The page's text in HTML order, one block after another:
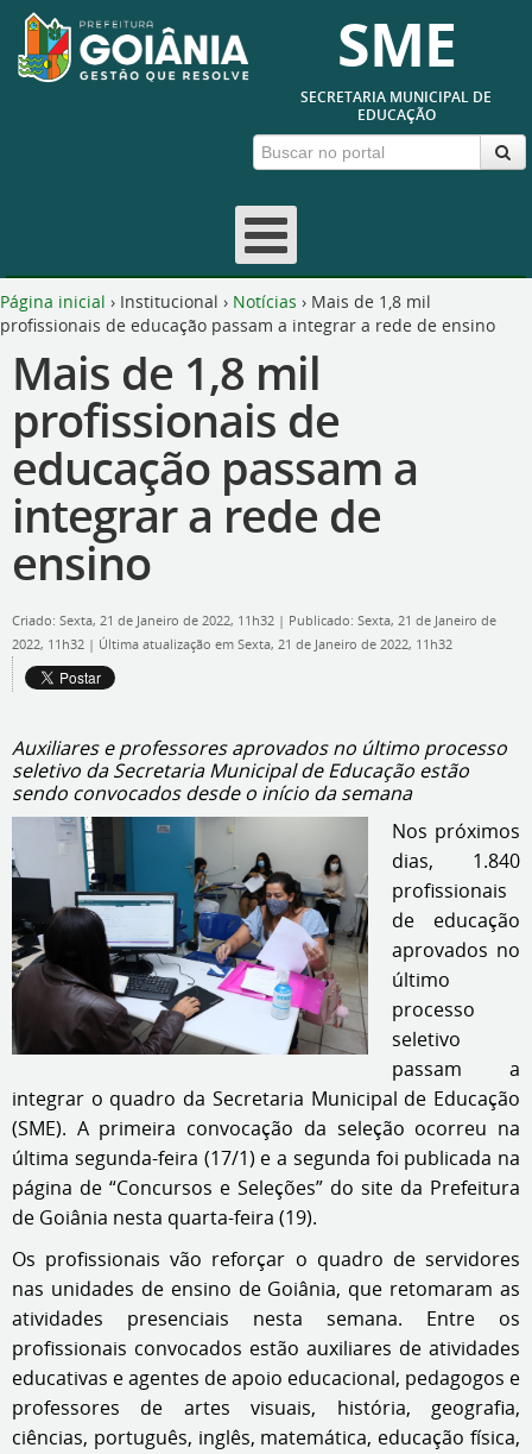
SME
SECRETARIA MUNICIPAL DE
EDUCAÇÃO
Página inicial › Institucional › Notícias › Mais de 1,8 mil
profissionais de educação passam a integrar a rede de ensino
Mais de 1,8 mil
profissionais de
educação passam a
integrar a rede de
ensino
Criado: Sexta, 21 de Janeiro de 2022, 11h32 | Publicado: Sexta, 21 de Janeiro de
2022, 11h32 | Última atualização em Sexta, 21 de Janeiro de 2022, 11h32
Auxiliares e professores aprovados no último processo
seletivo da Secretaria Municipal de Educação estão
sendo convocados desde o início da semana
Nos próximos
dias, 1.840
profissionais
de educação
aprovados no
último
processo
seletivo
passam a
integrar o quadro da Secretaria Municipal de Educação
(SME). A primeira convocação da seleção ocorreu na
última segunda-feira (17/1) e a segunda foi publicada na
página de “Concursos e Seleções” do site da Prefeitura
de Goiânia nesta quarta-feira (19).
Os profissionais vão reforçar o quadro de servidores
nas unidades de ensino de Goiânia, que retomaram as
atividades presenciais nesta semana. Entre os
profissionais convocados estão auxiliares de atividades
educativas e agentes de apoio educacional, pedagogos e
professores de artes visuais, história, geografia,
ciências, português, inglês, matemática, educação física,